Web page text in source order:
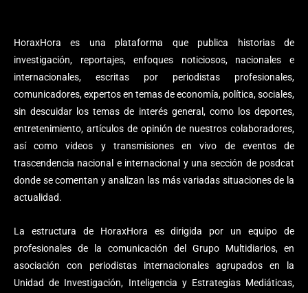
HoraxHora es una plataforma que publica historias de
investigación, reportajes, enfoques noticiosos, nacionales e
internacionales, escritas por periodistas profesionales,
comunicadores, expertos en temas de economía, política, sociales,
sin descuidar los temas de interés general, como los deportes,
entretenimiento, artículos de opinión de nuestros colaboradores,
así como videos y transmisiones en vivo de eventos de
trascendencia nacional e internacional y una sección de posdcat
donde se comentan y analizan las más variadas situaciones de la
actualidad.
La estructura de HoraxHora es dirigida por un equipo de
profesionales de la comunicación del Grupo Multidiarios, en
asociación con periodistas internacionales agrupados en la
Unidad de Investigación, Inteligencia y Estrategias Mediáticas,